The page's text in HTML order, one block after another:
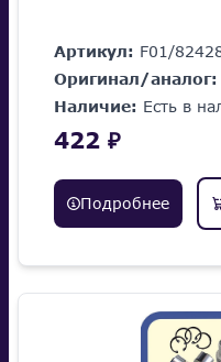
Артикул: F01/
Оригинал/аналог:
Наличие: Есть в
422 ₽
Подробнее